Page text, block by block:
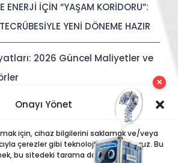
Onayı Yönet
için, cihaz bilgilerini saklamak ve/veya
çerezler gibi teknolojiler kullanıyoruz. Bu
bu sitedeki tarama davranışı veya
ENERJİ İÇİN “YAŞAM KORİDORU”:
YENİ DÖNEME HAZIR
2026 Güncel Maliyetler ve
Güvenli, Entegre ve Hızlı İnşa
Yapıları
✕